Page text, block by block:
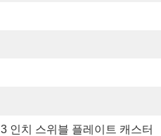
3 인치 스위블 플레이트 캐스터